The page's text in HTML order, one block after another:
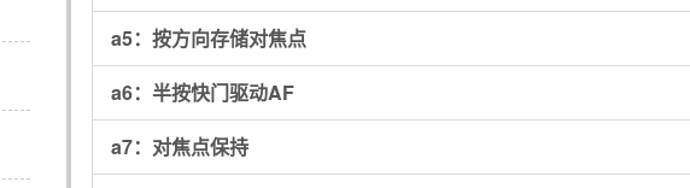
a5： 按方向存储对焦点
a6： 半按快门驱动AF
a7： 对焦点保持